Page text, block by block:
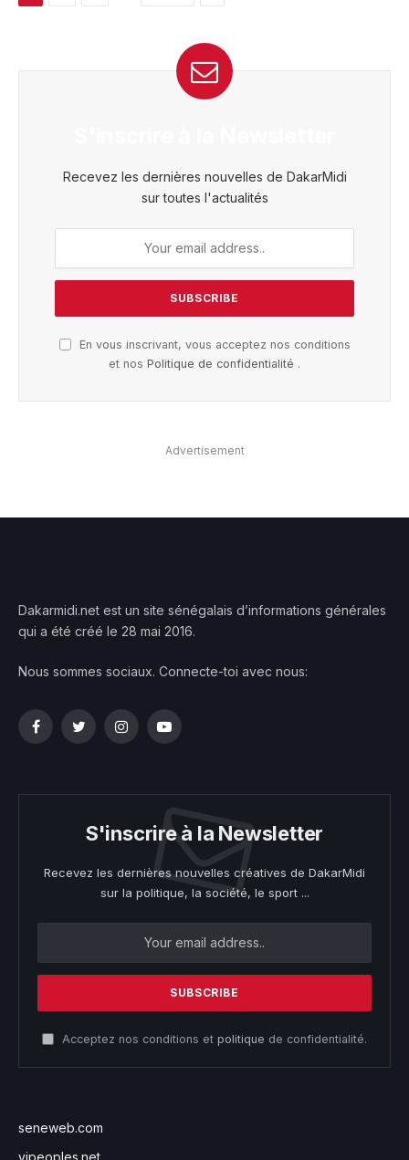
Recevez les dernières nouvelles de DakarMidi
sur toutes l'actualités
En vous inscrivant, vous acceptez nos conditions
et nos Politique de confidentialité .
Advertisement
Dakarmidi.net est un site sénégalais d’informations générales
qui a été créé le 28 mai 2016.
Nous sommes sociaux. Connecte-toi avec nous:
FacebookTwitterInstagramYouTube
S'inscrire à la Newsletter
Recevez les dernières nouvelles créatives de DakarMidi
sur la politique, la société, le sport ...
Acceptez nos conditions et politique de confidentialité.
seneweb.com
vipeoples.net